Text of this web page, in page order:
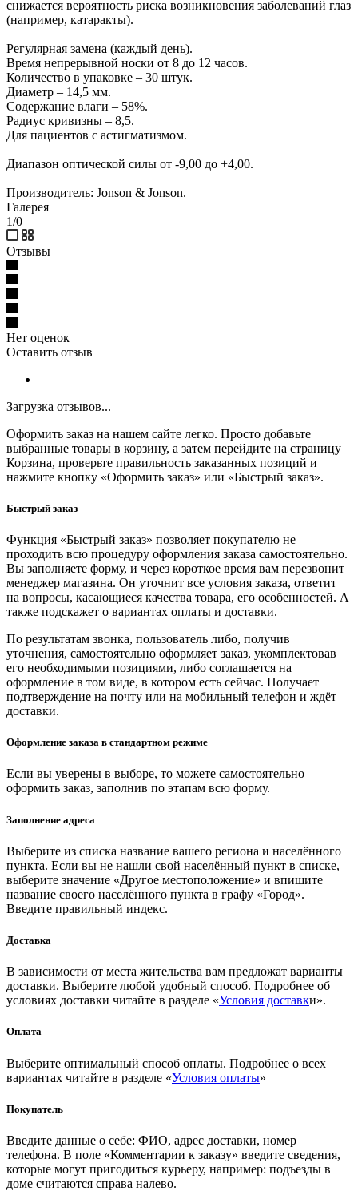
снижается вероятность риска возникновения заболеваний глаз
(например, катаракты).
Регулярная замена (каждый день).
Время непрерывной носки от 8 до 12 часов.
Количество в упаковке – 30 штук.
Диаметр – 14,5 мм.
Содержание влаги – 58%.
Радиус кривизны – 8,5.
Для пациентов с астигматизмом.
Диапазон оптической силы от -9,00 до +4,00.
Производитель: Jonson & Jonson.
Галерея
1/0 —
Отзывы
Нет оценок
Оставить отзыв
Загрузка отзывов...
Оформить заказ на нашем сайте легко. Просто добавьте
выбранные товары в корзину, а затем перейдите на страницу
Корзина, проверьте правильность заказанных позиций и
нажмите кнопку «Оформить заказ» или «Быстрый заказ».
Быстрый заказ
Функция «Быстрый заказ» позволяет покупателю не
проходить всю процедуру оформления заказа самостоятельно.
Вы заполняете форму, и через короткое время вам перезвонит
менеджер магазина. Он уточнит все условия заказа, ответит
на вопросы, касающиеся качества товара, его особенностей. А
также подскажет о вариантах оплаты и доставки.
По результатам звонка, пользователь либо, получив
уточнения, самостоятельно оформляет заказ, укомплектовав
его необходимыми позициями, либо соглашается на
оформление в том виде, в котором есть сейчас. Получает
подтверждение на почту или на мобильный телефон и ждёт
доставки.
Оформление заказа в стандартном режиме
Если вы уверены в выборе, то можете самостоятельно
оформить заказ, заполнив по этапам всю форму.
Заполнение адреса
Выберите из списка название вашего региона и населённого
пункта. Если вы не нашли свой населённый пункт в списке,
выберите значение «Другое местоположение» и впишите
название своего населённого пункта в графу «Город».
Введите правильный индекс.
Доставка
В зависимости от места жительства вам предложат варианты
доставки. Выберите любой удобный способ. Подробнее об
условиях доставки читайте в разделе «Условия доставки».
Оплата
Выберите оптимальный способ оплаты. Подробнее о всех
вариантах читайте в разделе «Условия оплаты»
Покупатель
Введите данные о себе: ФИО, адрес доставки, номер
телефона. В поле «Комментарии к заказу» введите сведения,
которые могут пригодиться курьеру, например: подъезды в
доме считаются справа налево.